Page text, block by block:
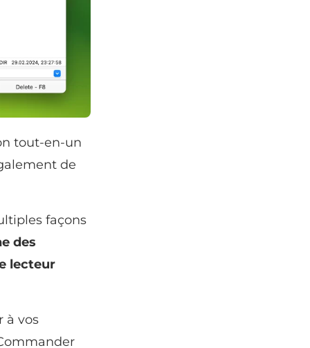
tout-en-un
de
façons
des
lecteur
à vos